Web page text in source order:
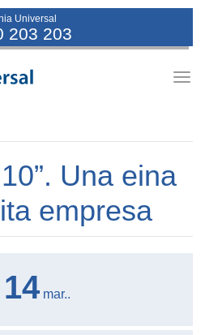
Universal
203 203
Una eina
empresa
14 mar..